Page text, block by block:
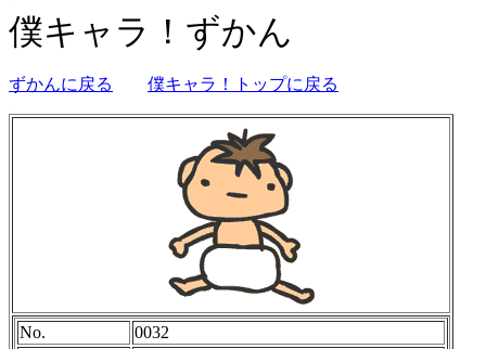
僕キャラ！ずかん
ずかんに戻る 僕キャラ！トップに戻る
No.
0032